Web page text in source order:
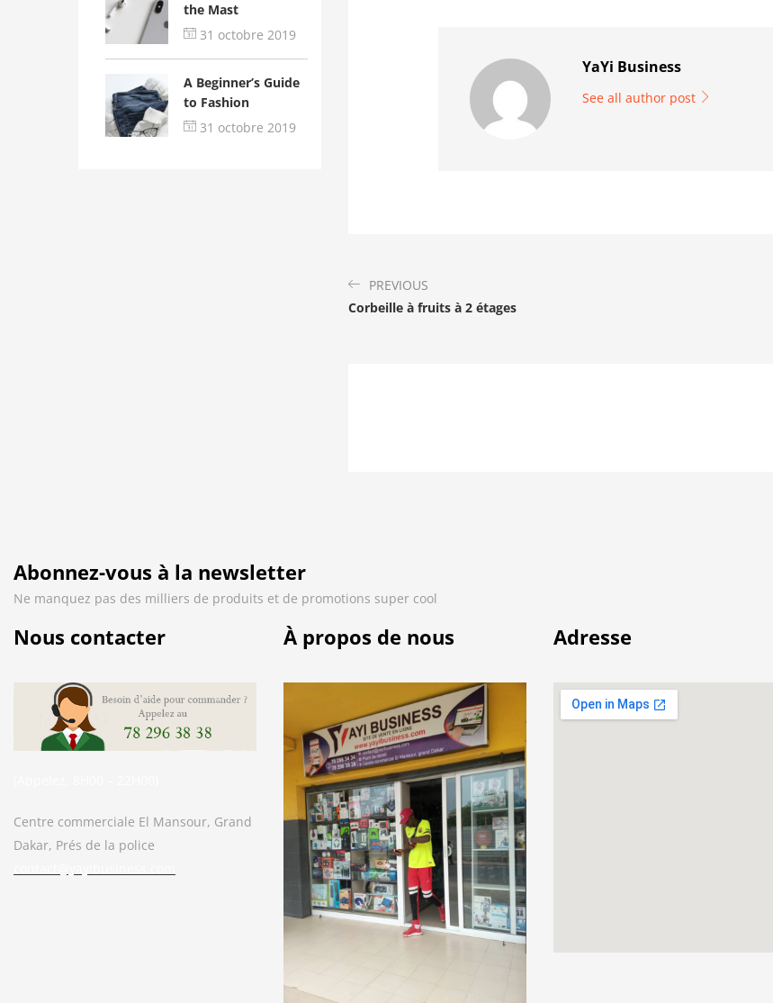
the Mast
31 octobre 2019
A Beginner’s Guide
to Fashion
31 octobre 2019
YaYi Business
See all author post
PREVIOUS
Corbeille à fruits à 2 étages
Abonnez-vous à la newsletter
Ne manquez pas des milliers de produits et de promotions super cool
Nous contacter
Centre commerciale El Mansour, Grand
Dakar, Prés de la police
À propos de nous Adresse
Bonjour. En quoi puis-je vous aider ?